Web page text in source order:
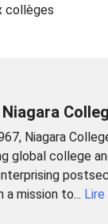
collèges
Niagara
global college
mission to...